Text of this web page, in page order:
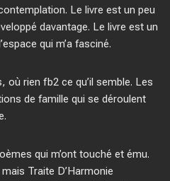
Le livre est un peu
davantage. Le livre est un
qui m’a fasciné.
où rien fb2 ce qu’il semble. Les
de famille qui se déroulent
qui m’ont touché et ému.
Traite D’Harmonie